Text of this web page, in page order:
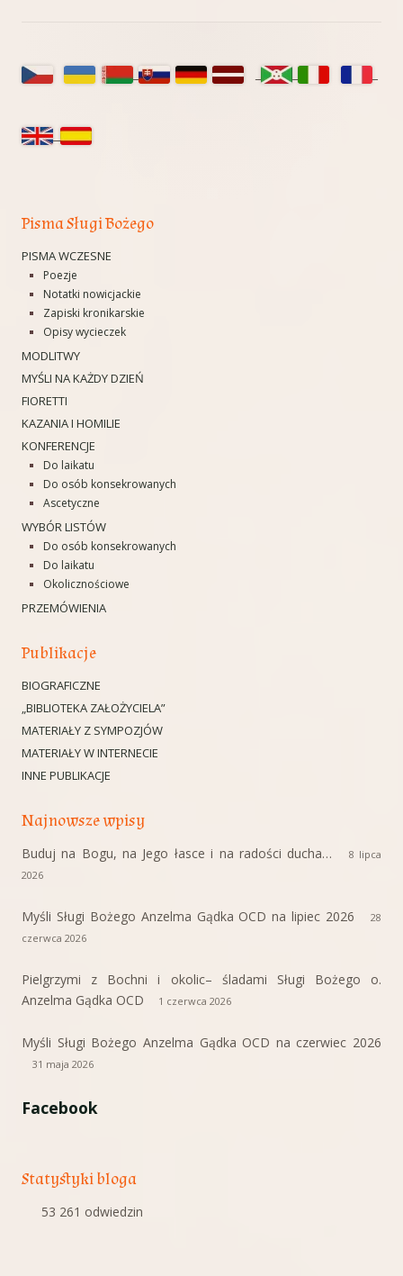
Główny
boczny
Pisma Sługi Bożego
PISMA WCZESNE
Poezje
Notatki nowicjackie
Zapiski kronikarskie
Opisy wycieczek
MODLITWY
MYŚLI NA KAŻDY DZIEŃ
FIORETTI
KAZANIA I HOMILIE
KONFERENCJE
Do laikatu
Do osób konsekrowanych
Ascetyczne
WYBÓR LISTÓW
Do osób konsekrowanych
Do laikatu
Okolicznościowe
PRZEMÓWIENIA
Publikacje
BIOGRAFICZNE
„BIBLIOTEKA ZAŁOŻYCIELA”
MATERIAŁY Z SYMPOZJÓW
MATERIAŁY W INTERNECIE
INNE PUBLIKACJE
Najnowsze wpisy
Buduj na Bogu, na Jego łasce i na radości ducha…
8 lipca
2026
Myśli Sługi Bożego Anzelma Gądka OCD na lipiec 2026
28
czerwca 2026
Pielgrzymi z Bochni i okolic– śladami Sługi Bożego o.
Anzelma Gądka OCD
1 czerwca 2026
Myśli Sługi Bożego Anzelma Gądka OCD na czerwiec 2026
31 maja 2026
Facebook
Statystyki bloga
53 261 odwiedzin